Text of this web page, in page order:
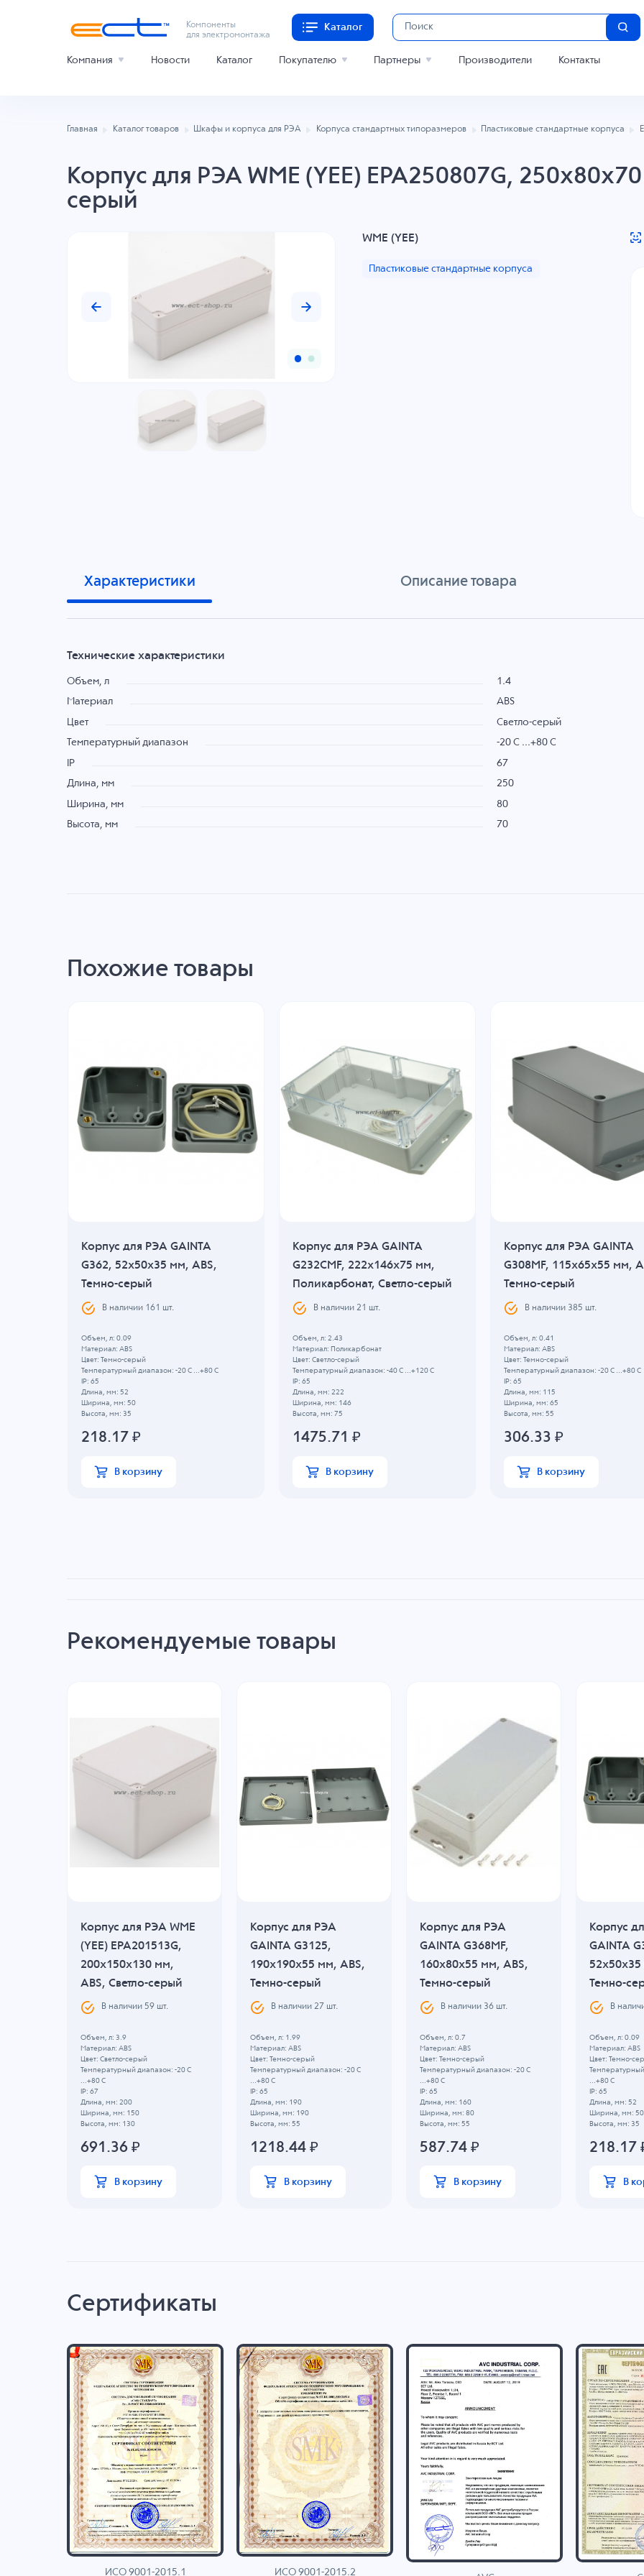
Компоненты
для электромонтажа
Каталог
Компания Новости Каталог Покупателю Партнеры Производители Контакты
Главная Каталог товаров Шкафы и корпуса для РЭА Корпуса стандартных типоразмеров Пластиковые стандартные корпуса
Корпус для РЭА WME (YEE) EPA250807G,
серый
WME (YEE)
Пластиковые стандартные корпуса
Характеристики Описание товара
Технические характеристики
Объем, л 1.4
Материал ABS
Цвет Светло-серый
Температурный диапазон -20 C ...+80 C
IP 67
Длина, мм 250
Ширина, мм 80
Высота, мм 70
Похожие товары
Корпус для РЭА GAINTA
G362, 52x50x35 мм, ABS,
Темно-серый
В наличии 161 шт.
Объем, л: 0.09
Материал: ABS
Цвет: Темно-серый
Температурный диапазон: -20 C ...+80 C
IP: 65
Длина, мм: 52
Ширина, мм: 50
Высота, мм: 35
218.17 ₽
В корзину
Корпус для РЭА GAINTA
G232CMF, 222x146x75 мм,
Поликарбонат, Светло-серый
В наличии 21 шт.
Объем, л: 2.43
Материал: Поликарбонат
Цвет: Светло-серый
Температурный диапазон: -40 C ...+120 C
IP: 65
Длина, мм: 222
Ширина, мм: 146
Высота, мм: 75
1475.71 ₽
В корзину
Корпус для РЭА GAINTA
G308MF, 115x65x55 мм,
Темно-серый
В наличии 385 шт.
Объем, л: 0.41
Материал: ABS
Цвет: Темно-серый
Температурный диапазон: -20 C ...+80 C
IP: 65
Длина, мм: 115
Ширина, мм: 65
Высота, мм: 55
306.33 ₽
В корзину
Рекомендуемые товары
Корпус для РЭА WME
(YEE) EPA201513G,
200x150x130 мм,
ABS, Светло-серый
В наличии 59 шт.
Объем, л: 3.9
Материал: ABS
Цвет: Светло-серый
Температурный диапазон: -20 C
...+80 C
IP: 67
Длина, мм: 200
Ширина, мм: 150
Высота, мм: 130
691.36 ₽
В корзину
Корпус для РЭА
GAINTA G3125,
190x190x55 мм, ABS,
Темно-серый
В наличии27 шт.
Объем, л: 1.99
Материал: ABS
Цвет: Темно-серый
Температурный диапазон: -20 C
...+80 C
IP: 65
Длина, мм: 190
Ширина, мм: 190
Высота, мм: 55
1218.44₽
В корзину
Корпус для РЭА
GAINTA G368MF,
160x80x55 мм, ABS,
Темно-серый
В наличии 36 шт.
Объем, л: 0.7
Материал: ABS
Цвет: Темно-серый
Температурный диапазон: -20 C
...+80 C
IP: 65
Длина, мм: 160
Ширина, мм: 80
Высота, мм: 55
587.74₽
В корзину
Корпус
GAINTA
52x50x35
Темно-
В
Объем, л: 0.09
Материал: ABS
Цвет: Темно-
...+80 C
IP: 65
Длина, мм: 52
Ширина, мм: 50
Высота, мм: 35
218.17
В
Сертификаты
ИСО 9001-2015.1 ИСО 9001-2015.2